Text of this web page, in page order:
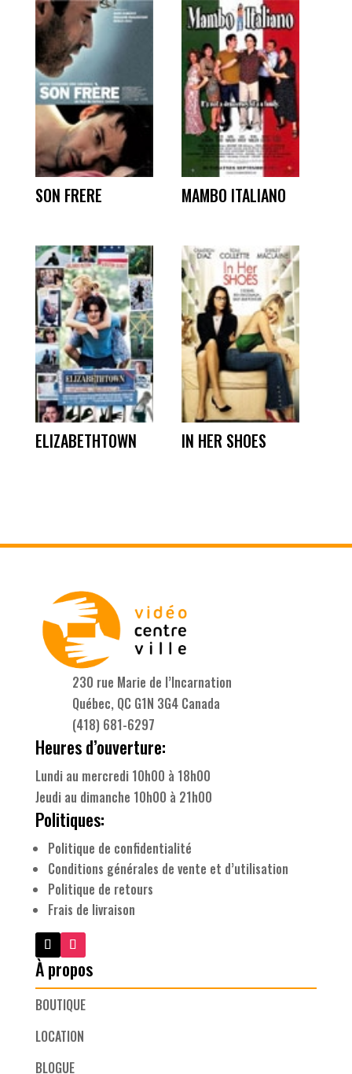
SON FRERE MAMBO ITALIANO
ELIZABETHTOWN IN HER SHOES
230 rue Marie de l’Incarnation
Québec, QC G1N 3G4 Canada
(418) 681-6297
Heures d’ouverture:
Lundi au mercredi 10h00 à 18h00
Jeudi au dimanche 10h00 à 21h00
Politiques:
Politique de confidentialité
Conditions générales de vente et d’utilisation
Politique de retours
Frais de livraison
À propos
BOUTIQUE
LOCATION
BLOGUE